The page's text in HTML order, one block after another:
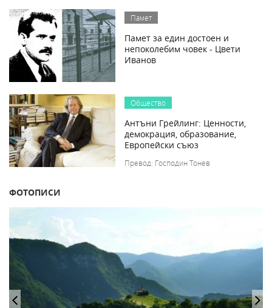
Памет
Памет за един достоен и
непоколебим човек - Цвети
Иванов
Общество
Антъни Грейлинг: Ценности,
демокрация, образование,
Европейски съюз
Превод: Господин Тонев
ФОТОПИСИ